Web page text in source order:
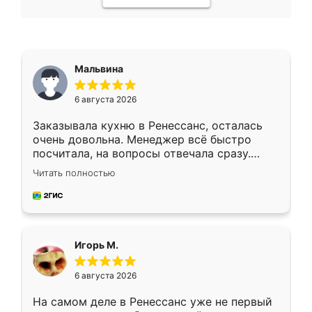
Мальвина
6 августа 2026
Заказывала кухню в Ренессанс, осталась
очень довольна. Менеджер всё быстро
посчитала, на вопросы отвечала сразу.
Замерщик приехал в субботу, подошёл к
делу со всей ответственностью. Собрали
за день, ребята работали аккуратно, даже
Читать полностью
Игорь М.
6 августа 2026
На самом деле в Ренессанс уже не первый